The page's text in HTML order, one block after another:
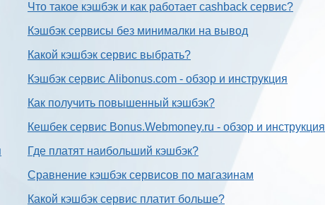
Что такое кэшбэк и как работает cashback сервис?
Кэшбэк сервисы без минималки на вывод
Какой кэшбэк сервис выбрать?
Кэшбэк сервис Alibonus.com - обзор и инструкция
Как получить повышенный кэшбэк?
Кешбек сервис Bonus.Webmoney.ru - обзор и инструкция
Где платят наибольший кэшбэк?
Сравнение кэшбэк сервисов по магазинам
Какой кэшбэк сервис платит больше?